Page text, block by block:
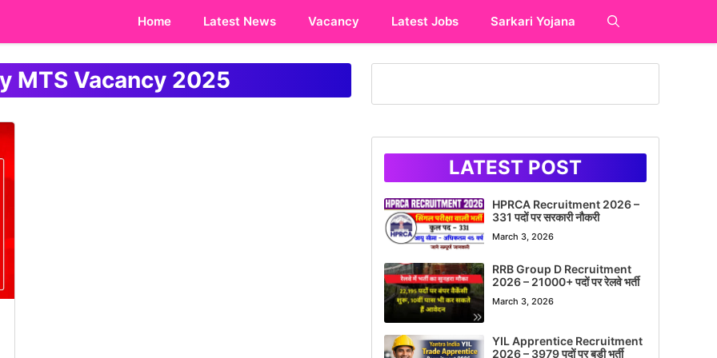
Home Latest News Vacancy Latest Jobs Sarkari Yojana
MTS Vacancy 2025
LATEST POST
HPRCA Recruitment 2026 –
331 पदों पर सरकारी नौकरी
March 3, 2026
RRB Group D Recruitment
2026 – 21000+ पदों पर रेलवे भर्ती
March 3, 2026
YIL Apprentice Recruitment
2026 – 3979 पदों पर बड़ी भर्ती